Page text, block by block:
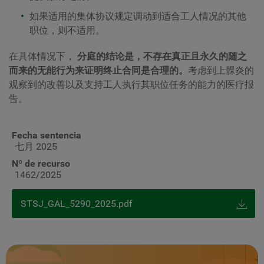
如果适用的集体协议规定调动到适合工人情况的其他
职位，则不适用。
在具体情况下， 分庭的结论是，不存在真正且永久的随之
而来的无能行为来证明终止合同是合理的。 考虑到上髁炎的
观察到的改善以及支持工人执行其职位任务的能力的医疗报
告。
Fecha sentencia
七月 2025
Nº de recurso
1462/2025
STSJ_GAL_5290_2025.pdf